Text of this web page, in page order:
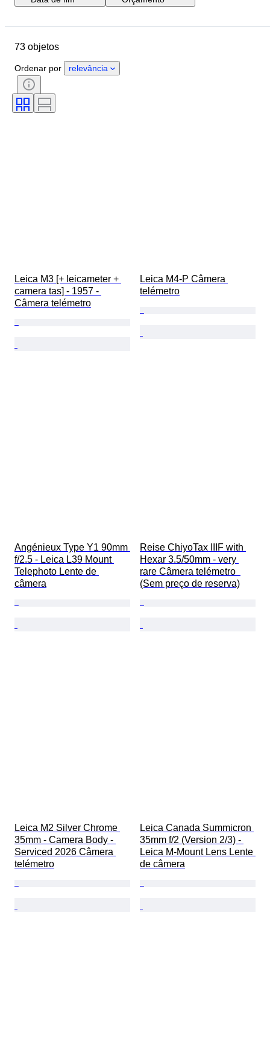
Edição
Montagem da lente
Testado e a funcionar.
Tipo de película
73 objetos
Ordenar por relevância
Leica M3 [+ leicameter +
camera tas] - 1957 -
Câmera telémetro
Leica M4-P Câmera
telémetro
Angénieux Type Y1 90mm
f/2.5 - Leica L39 Mount
Telephoto Lente de
câmera
Reise ChiyoTax IIIF with
Hexar 3.5/50mm - very
rare Câmera telémetro
(Sem preço de reserva)
Leica M2 Silver Chrome
35mm - Camera Body -
Serviced 2026 Câmera
telémetro
Leica Canada Summicron
35mm f/2 (Version 2/3) -
Leica M-Mount Lens Lente
de câmera